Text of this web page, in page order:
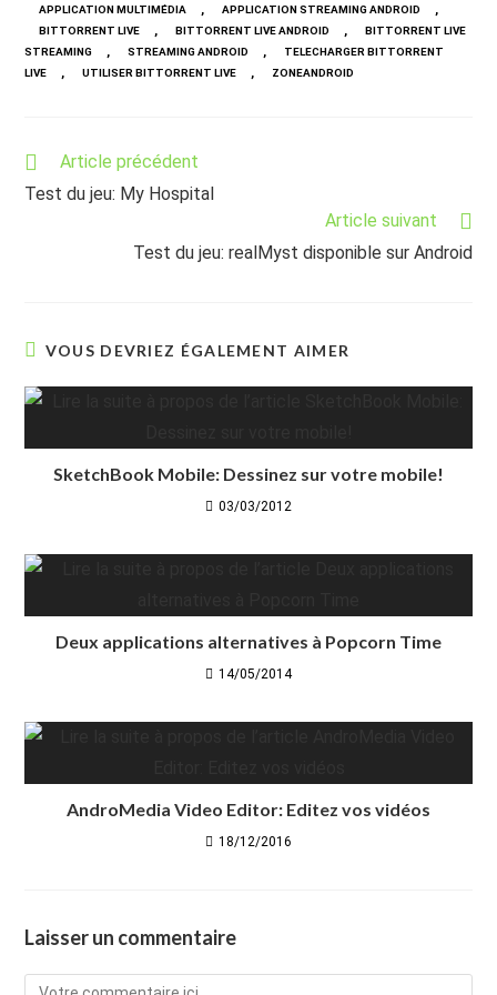
APPLICATION MULTIMÉDIA , APPLICATION STREAMING ANDROID ,
BITTORRENT LIVE , BITTORRENT LIVE ANDROID ,
BITTORRENT LIVE
STREAMING
, STREAMING ANDROID ,
TELECHARGER BITTORRENT
LIVE
, UTILISER BITTORRENT LIVE , ZONEANDROID
Read
articles
Article précédent
Test du jeu: My Hospital
Article suivant
Test du jeu: realMyst disponible sur Android
VOUS DEVRIEZ ÉGALEMENT AIMER
SketchBook Mobile: Dessinez sur votre mobile!
03/03/2012
Deux applications alternatives à Popcorn Time
14/05/2014
AndroMedia Video Editor: Editez vos vidéos
18/12/2016
Laisser un commentaire
Comment